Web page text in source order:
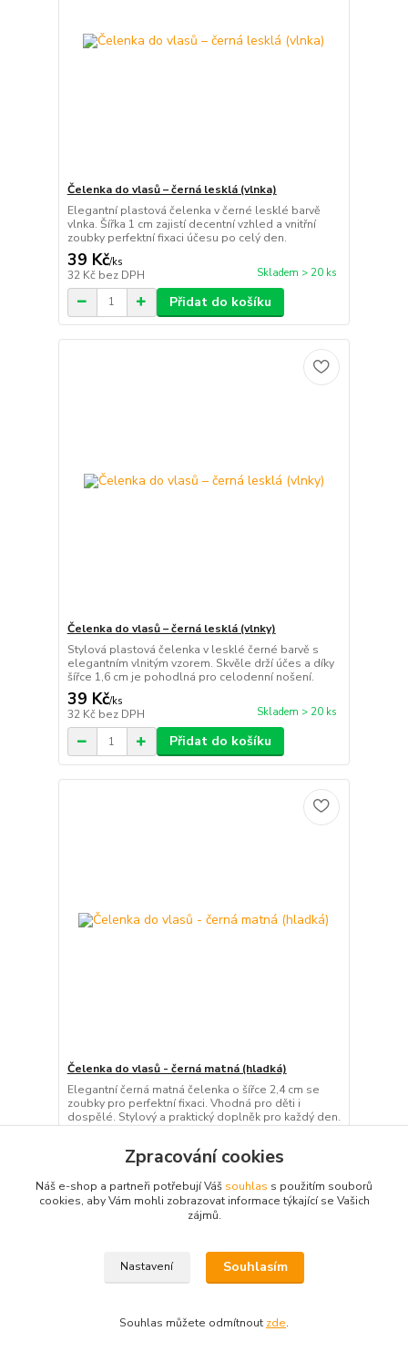
Čelenka do vlasů – černá lesklá (vlnka)
Elegantní plastová čelenka v černé lesklé barvě
vlnka. Šířka 1 cm zajistí decentní vzhled a vnitřní
zoubky perfektní fixaci účesu po celý den.
39 Kč/ks
32 Kč bez DPH Skladem > 20 ks
Přidat do košíku
Čelenka do vlasů – černá lesklá (vlnky)
Stylová plastová čelenka v lesklé černé barvě s
elegantním vlnitým vzorem. Skvěle drží účes a díky
šířce 1,6 cm je pohodlná pro celodenní nošení.
39 Kč/ks
32 Kč bez DPH Skladem > 20 ks
Přidat do košíku
Čelenka do vlasů - černá matná (hladká)
Elegantní černá matná čelenka o šířce 2,4 cm se
zoubky pro perfektní fixaci. Vhodná pro děti i
dospělé. Stylový a praktický doplněk pro každý den.
bez DPH Skladem 18 ks
Přidat do košíku
Zpracování cookies
Náš e-shop a partneři potřebují Váš souhlas s použitím souborů
cookies, aby Vám mohli zobrazovat informace týkající se Vašich
zájmů.
Nastavení Souhlasím
Souhlas můžete odmítnout zde.